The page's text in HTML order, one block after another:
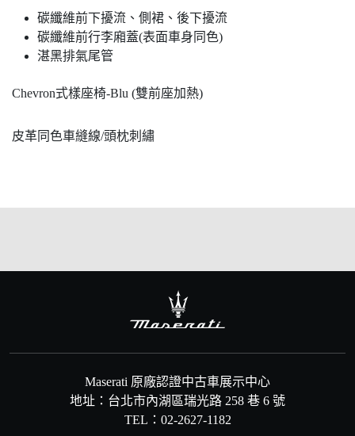
碳纖維前下擾流、側裙、後下擾流
碳纖維前行李廂蓋(表面車身同色)
湛黑排氣尾管
Chevron式樣座椅-Blu (雙前座加熱)
皮革同色車縫線/頭枕刺繡
Maserati 原廠認證中古車展示中心
地址：台北市內湖區瑞光路 258 巷 6 號
TEL：02-2627-1182